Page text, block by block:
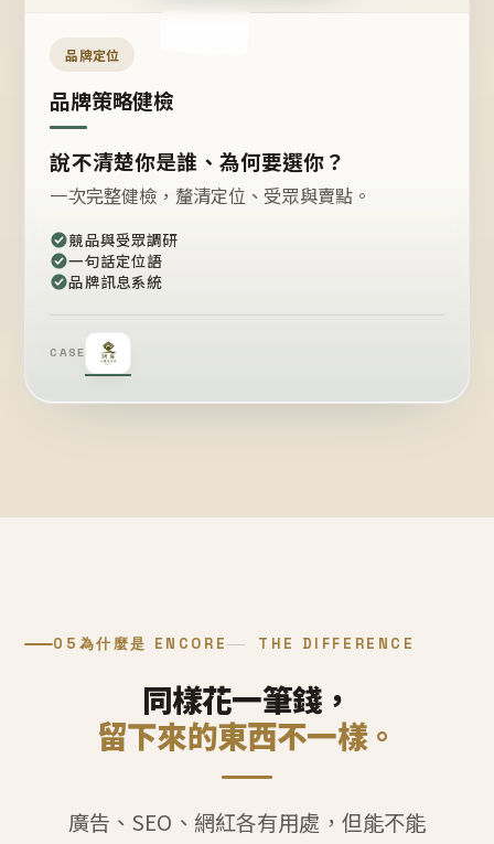
品牌定位
品牌策略健檢
說不清楚你是誰、為何要選你？
一次完整健檢，釐清定位、受眾與賣點。
競品與受眾調研
一句話定位語
品牌訊息系統
CASE
05 為什麼是 ENCORE THE DIFFERENCE
同樣花一筆錢，
留下來的東西不一樣。
廣告、SEO、網紅各有用處，但能不能